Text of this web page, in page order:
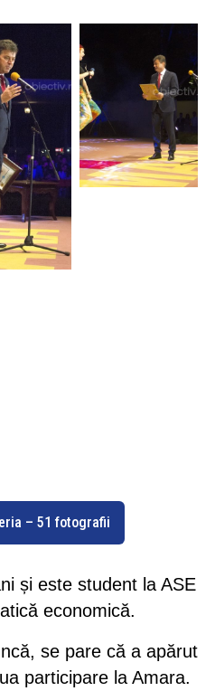
– 51 fotografii
și este student la ASE
economică.
se pare că a apărut
participare la Amara.